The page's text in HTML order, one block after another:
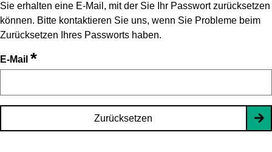
Sie erhalten eine E-Mail, mit der Sie Ihr Passwort zurücksetzen
können. Bitte kontaktieren Sie uns, wenn Sie Probleme beim
Zurücksetzen Ihres Passworts haben.
E-Mail *
Zurücksetzen